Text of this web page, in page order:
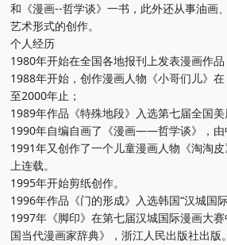
和《漫画--哲学谈》一书，此外还从事油画
艺术形式的创作。
个人经历
1980年开始在全国各地报刊上发表漫画作品
1988年开始，创作漫画人物《小哥们儿》
至2000年止；
1989年作品《特殊地段》入选第七届全国美
1990年自编自画了《漫画——哲学谈》，由
1991年又创作了一个儿童漫画人物《淘淘皮
上连载。
1995年开始剪纸创作。
1996年作品《门的形成》入选韩国“汉城国
1997年《脚印》在第七届汉城国际漫画大
国当代漫画家辞典》，浙江人民出版社出版